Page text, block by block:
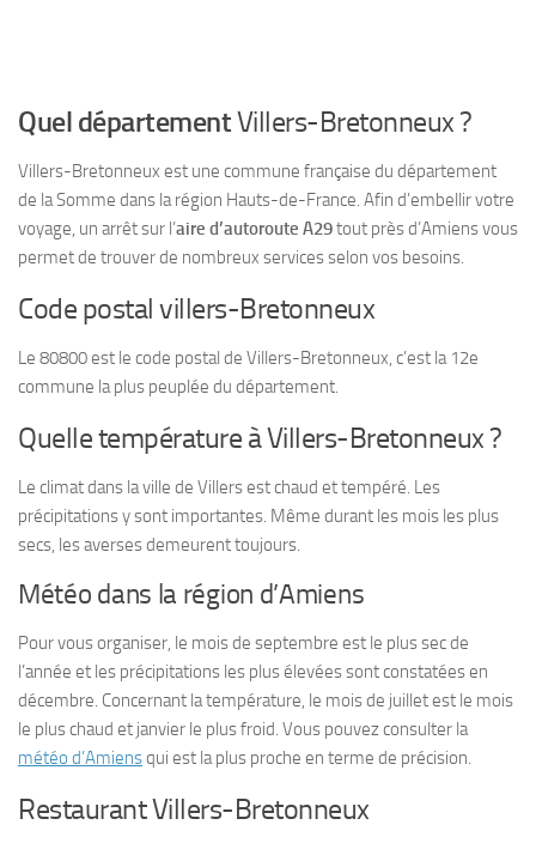
Quel départementVillers-Bretonneux ?
Villers-Bretonneux est une commune française du département
de la Somme dans la région Hauts-de-France. Afin d’embellir votre
voyage, un arrêt sur l’aire d’autoroute A29tout près d’Amiens vous
permet de trouver de nombreux services selon vos besoins.
Code postal villers-Bretonneux
Le 80800 est le code postal de Villers-Bretonneux, c’est la 12e
commune la plus peuplée du département.
Quelle température à Villers-Bretonneux ?
Le climat dans la ville de Villers est chaud et tempéré. Les
précipitations y sont importantes. Même durant les mois les plus
secs, les averses demeurent toujours.
Météo dans la région d’Amiens
Pour vous organiser, le mois de septembre est le plus sec de
l’année et les précipitations les plus élevées sont constatées en
décembre. Concernant la température, le mois de juillet est le mois
le plus chaud et janvier le plus froid. Vous pouvez consulter la
météo d’Amiensqui est la plus proche en terme de précision.
Restaurant Villers-Bretonneux